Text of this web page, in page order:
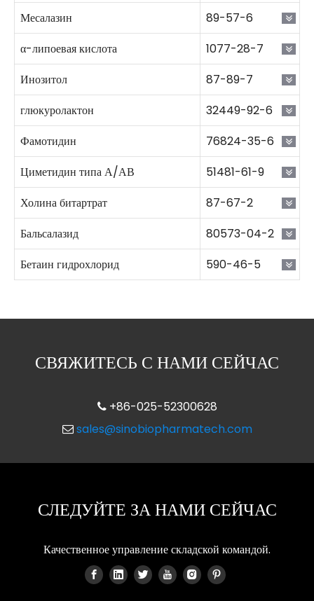
Месалазин
89-57-6
α-липоевая кислота
1077-28-7
Инозитол
87-89-7
глюкуролактон
32449-92-6
Фамотидин
76824-35-6
Циметидин типа А/АВ
51481-61-9
Холина битартрат
87-67-2
Бальсалазид
80573-04-2
Бетаин гидрохлорид
590-46-5
СВЯЖИТЕСЬ С НАМИ СЕЙЧАС
+86-025-52300628
 sales@sinobiopharmatech.com
СЛЕДУЙТЕ ЗА НАМИ СЕЙЧАС
Качественное управление складской командой.